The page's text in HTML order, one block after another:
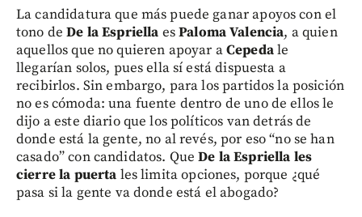
La candidatura que más puede ganar apoyos con el
tono deDe la Espriella esPaloma Valencia, a quien
aquellos que no quieren apoyar aCepedale
llegarían solos, pues ella sí está dispuesta a
recibirlos. Sin embargo, para los partidos la posición
no es cómoda: una fuente dentro de uno de ellos le
dijo a este diario que los políticos van detrás de
donde está la gente, no al revés, por eso “no se han
casado” con candidatos. QueDe la Espriella les
cierre la puerta les limita opciones, porque ¿qué
pasa si la gente va donde está el abogado?